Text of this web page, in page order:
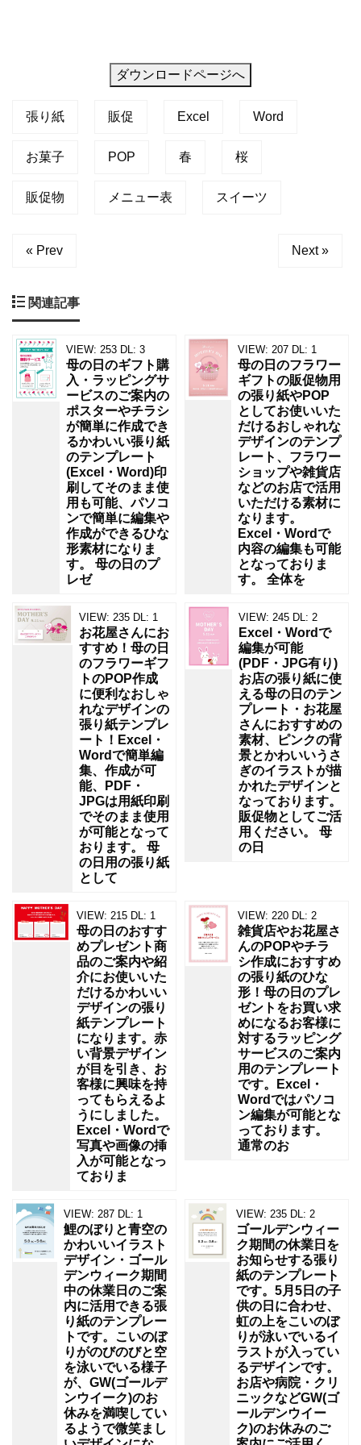
ダウンロードページへ
張り紙 販促 Excel Word
お菓子 POP 春 桜
販促物 メニュー表 スイーツ
« Prev Next »
関連記事
VIEW: 253 DL: 3
母の日のギフト購
入・ラッピングサ
ービスのご案内の
ポスターやチラシ
が簡単に作成でき
るかわいい張り紙
のテンプレート
(Excel・Word)印
刷してそのまま使
用も可能、パソコ
ンで簡単に編集や
作成ができるひな
形素材になりま
す。 母の日のプ
レゼ
VIEW: 207 DL: 1
母の日のフラワー
ギフトの販促物用
の張り紙やPOP
としてお使いいた
だけるおしゃれな
デザインのテンプ
レート、フラワー
ショップや雑貨店
などのお店で活用
いただける素材に
なります。
Excel・Wordで
内容の編集も可能
となっておりま
す。 全体を
VIEW: 235 DL: 1
お花屋さんにお
すすめ！母の日
のフラワーギフ
トのPOP作成
に便利なおしゃ
れなデザインの
張り紙テンプレ
ート！Excel・
Wordで簡単編
集、作成が可
能、PDF・
JPGは用紙印刷
でそのまま使用
が可能となって
おります。 母
の日用の張り紙
として
VIEW: 245 DL: 2
Excel・Wordで
編集が可能
(PDF・JPG有り)
お店の張り紙に使
える母の日のテン
プレート・お花屋
さんにおすすめの
素材、ピンクの背
景とかわいいうさ
ぎのイラストが描
かれたデザインと
なっております。
販促物としてご活
用ください。 母
の日
VIEW: 215 DL: 1
母の日のおすす
めプレゼント商
品のご案内や紹
介にお使いいた
だけるかわいい
デザインの張り
紙テンプレート
になります。赤
い背景デザイン
が目を引き、お
客様に興味を持
ってもらえるよ
うにしました。
Excel・Wordで
写真や画像の挿
入が可能となっ
ておりま
VIEW: 220 DL: 2
雑貨店やお花屋さ
んのPOPやチラ
シ作成におすすめ
の張り紙のひな
形！母の日のプレ
ゼントをお買い求
めになるお客様に
対するラッピング
サービスのご案内
用のテンプレート
です。Excel・
Wordではパソコ
ン編集が可能とな
っております。
通常のお
VIEW: 287 DL: 1
鯉のぼりと青空の
かわいいイラスト
デザイン・ゴール
デンウィーク期間
中の休業日のご案
内に活用できる張
り紙のテンプレー
トです。こいのぼ
りがのびのびと空
を泳いでいる様子
が、GW(ゴールデ
ンウイーク)のお
休みを満喫してい
るようで微笑まし
VIEW: 235 DL: 2
ゴールデンウィー
ク期間の休業日を
お知らせする張り
紙のテンプレート
です。5月5日の子
供の日に合わせ、
虹の上をこいのぼ
りが泳いでいるイ
ラストが入ってい
るデザインです。
お店や病院・クリ
ニックなどGW(ゴ
ールデンウイー
ク)のお休みのご